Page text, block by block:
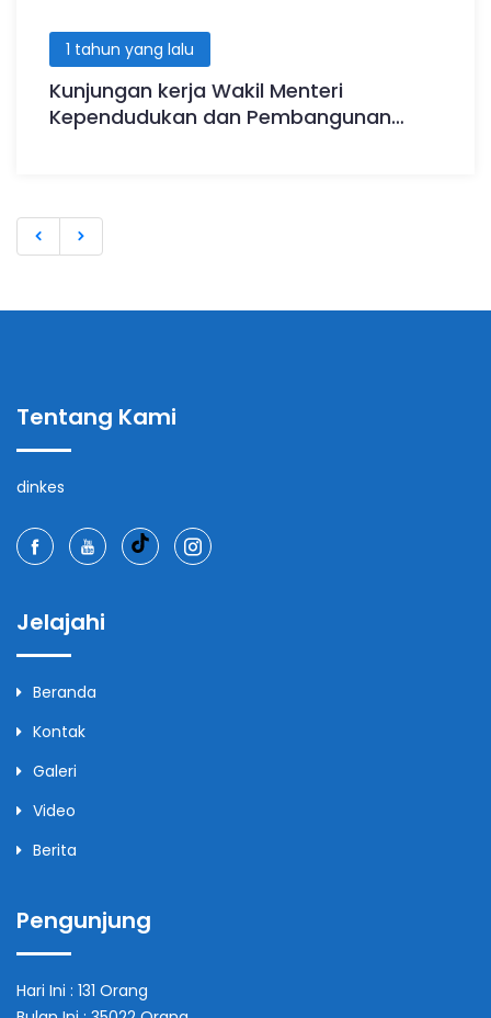
1 tahun yang lalu
Kunjungan kerja Wakil Menteri
Kependudukan dan Pembangunan
Tentang Kami
dinkes
Jelajahi
Beranda
Kontak
Galeri
Video
Berita
Pengunjung
Hari Ini : 131 Orang